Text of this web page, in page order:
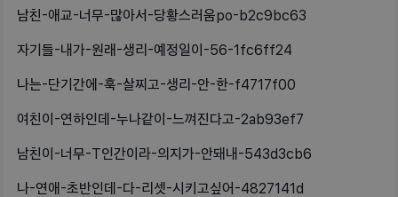
남친-애교-너무-많아서-당황스러움po-b2c9bc63
자기들-내가-원래-생리-예정일이-56-1fc6ff24
나는-단기간에-훅-살찌고-생리-안-한-f4717f00
여친이-연하인데-누나같이-느껴진다고-2ab93ef7
남친이-너무-T인간이라-의지가-안돼내-543d3cb6
나-연애-초반인데-다-리셋-시키고싶어-4827141d